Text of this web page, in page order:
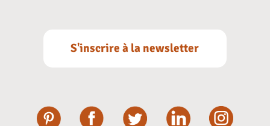
S'inscrire à la newsletter